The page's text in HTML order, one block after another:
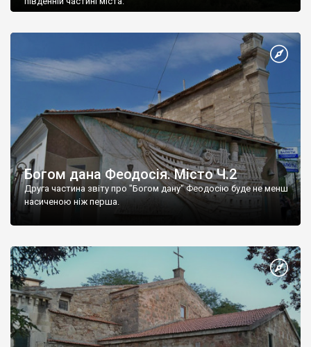
Богом дана Феодосія. Місто Ч.2
Друга частина звіту про "Богом дану" Феодосію буде не менш
насиченою ніж перша.